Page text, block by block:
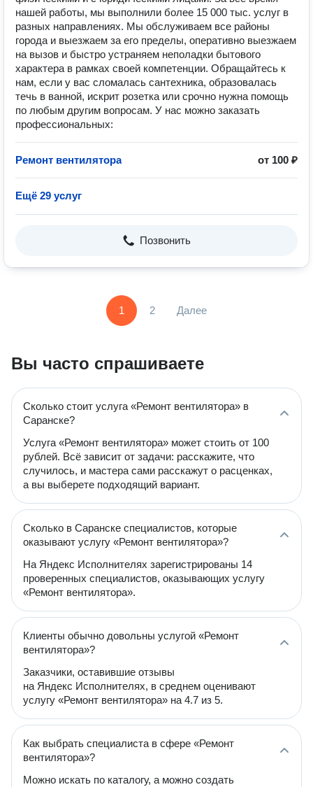
нашей работы, мы выполнили более 15 000 тыс. услуг в
разных направлениях. Мы обслуживаем все районы
города и выезжаем за его пределы, оперативно выезжаем
на вызов и быстро устраняем неполадки бытового
характера в рамках своей компетенции. Обращайтесь к
нам, если у вас сломалась сантехника, образовалась
течь в ванной, искрит розетка или срочно нужна помощь
по любым другим вопросам. У нас можно заказать
профессиональных:
Ремонт вентилятора от 100 ₽
Ещё 29 услуг
Позвонить
1 2 Далее
Вы часто спрашиваете
Сколько стоит услуга «Ремонт вентилятора» в
Саранске?
Услуга «Ремонт вентилятора» может стоить от 100
рублей. Всё зависит от задачи: расскажите, что
случилось, и мастера сами расскажут о расценках,
а вы выберете подходящий вариант.
Сколько в Саранске специалистов, которые
оказывают услугу «Ремонт вентилятора»?
На Яндекс Исполнителях зарегистрированы 14
проверенных специалистов, оказывающих услугу
«Ремонт вентилятора».
Клиенты обычно довольны услугой «Ремонт
вентилятора»?
Заказчики, оставившие отзывы
на Яндекс Исполнителях, в среднем оценивают
услугу «Ремонт вентилятора» на 4.7 из 5.
Как выбрать специалиста в сфере «Ремонт
вентилятора»?
Можно искать по каталогу, а можно создать